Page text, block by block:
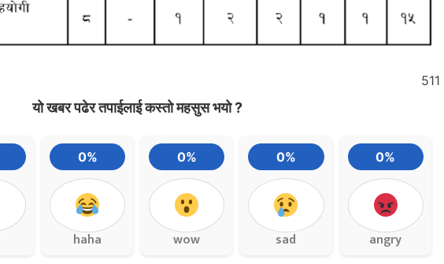
511
यो खबर पढेर तपाईलाई कस्तो महसुस भयो ?
0%
haha
0%
wow
0%
sad
0%
angry